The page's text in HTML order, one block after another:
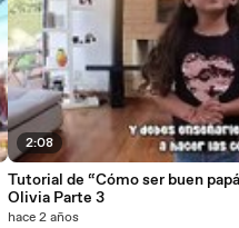
2:08
Tutorial de “Cómo ser buen
Olivia Parte 3
hace 2 años